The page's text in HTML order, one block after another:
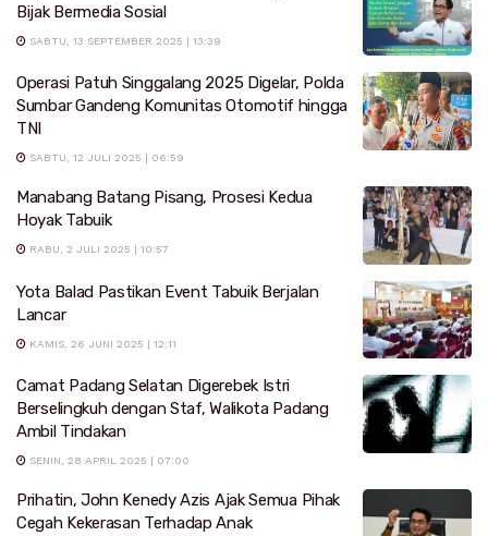
Bijak Bermedia Sosial
SABTU, 13 SEPTEMBER 2025 | 13:39
Operasi Patuh Singgalang 2025 Digelar, Polda
Sumbar Gandeng Komunitas Otomotif hingga
TNI
SABTU, 12 JULI 2025 | 06:59
Manabang Batang Pisang, Prosesi Kedua
Hoyak Tabuik
RABU, 2 JULI 2025 | 10:57
Yota Balad Pastikan Event Tabuik Berjalan
Lancar
KAMIS, 26 JUNI 2025 | 12:11
Camat Padang Selatan Digerebek Istri
Berselingkuh dengan Staf, Walikota Padang
Ambil Tindakan
SENIN, 28 APRIL 2025 | 07:00
Prihatin, John Kenedy Azis Ajak Semua Pihak
Cegah Kekerasan Terhadap Anak